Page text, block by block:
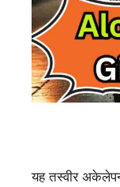
यह तस्वीर